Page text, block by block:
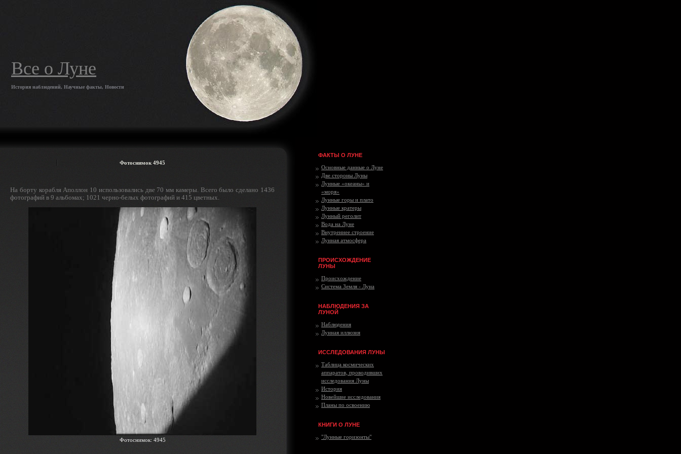
Все о Луне
История наблюдений, Научные факты, Новости
Фотоснимок 4945
На борту корабля Аполлон 10 использовались две 70 мм камеры. Всего было сделано 1436
фотографий в 9 альбомах; 1021 черно-белых фотографий и 415 цветных.
Фотоснимок: 4945
ФАКТЫ О ЛУНЕ
Основные данные о Луне
Две стороны Луны
Лунные «океаны» и
«моря»
Лунные горы и плато
Лунные кратеры
Лунный реголит
Вода на Луне
Внутреннее строение
Лунная атмосфера
ПРОИСХОЖДЕНИЕ
ЛУНЫ
Происхождение
Система Земля - Луна
НАБЛЮДЕНИЯ ЗА
ЛУНОЙ
Наблюдения
Лунная иллюзия
ИССЛЕДОВАНИЯ ЛУНЫ
Таблица космических
аппаратов, проводивших
исследования Луны
История
Новейшие исследования
Планы по освоению
КНИГИ О ЛУНЕ
"Лунные горизонты"